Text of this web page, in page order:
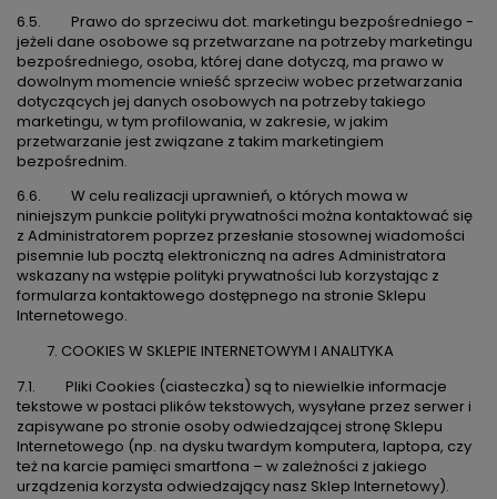
6.5. Prawo do sprzeciwu dot. marketingu bezpośredniego -
jeżeli dane osobowe są przetwarzane na potrzeby marketingu
bezpośredniego, osoba, której dane dotyczą, ma prawo w
dowolnym momencie wnieść sprzeciw wobec przetwarzania
dotyczących jej danych osobowych na potrzeby takiego
marketingu, w tym profilowania, w zakresie, w jakim
przetwarzanie jest związane z takim marketingiem
bezpośrednim.
6.6. W celu realizacji uprawnień, o których mowa w
niniejszym punkcie polityki prywatności można kontaktować się
z Administratorem poprzez przesłanie stosownej wiadomości
pisemnie lub pocztą elektroniczną na adres Administratora
wskazany na wstępie polityki prywatności lub korzystając z
formularza kontaktowego dostępnego na stronie Sklepu
Internetowego.
COOKIES W SKLEPIE INTERNETOWYM I ANALITYKA
7.1. Pliki Cookies (ciasteczka) są to niewielkie informacje
tekstowe w postaci plików tekstowych, wysyłane przez serwer i
zapisywane po stronie osoby odwiedzającej stronę Sklepu
Internetowego (np. na dysku twardym komputera, laptopa, czy
też na karcie pamięci smartfona – w zależności z jakiego
urządzenia korzysta odwiedzający nasz Sklep Internetowy).